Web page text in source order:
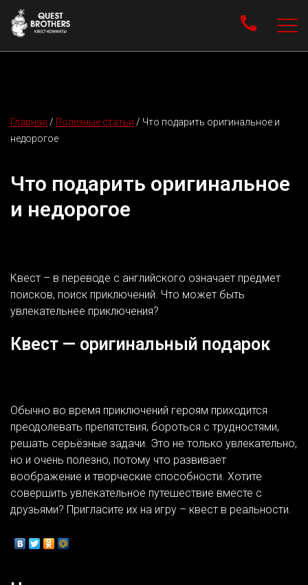
Главная / Полезные статьи / Что подарить оригинальное и
недорогое
Что подарить оригинальное
и недорогое
Квест – в переводе с английского означает предмет
поисков, поиск приключений. Что может быть
увлекательнее приключения?
Квест — оригинальный подарок
Обычно во время приключений героям приходится
преодолевать препятствия, бороться с трудностями,
решать серьёзные задачи. Это не только увлекательно,
но и очень полезно, потому что развивает
воображение и творческие способности. Хотите
совершить увлекательное путешествие вместе с
друзьями? Пригласите их на игру – квест в реальности.